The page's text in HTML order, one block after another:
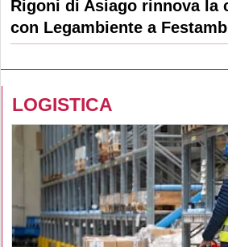
Rigoni di Asiago rinnova la
con Legambiente a
LOGISTICA